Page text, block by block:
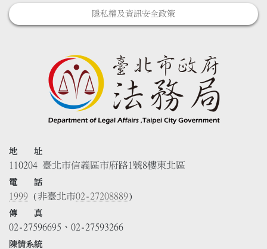
隱私權及資訊安全政策
地 址
110204 臺北市信義區市府路1號8樓東北區
電 話
1999 (非臺北市02-27208889)
傳 真
02-27596695、02-27593266
陳情系統